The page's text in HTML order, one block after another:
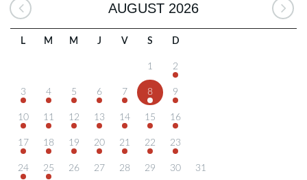
AUGUST 2026
L M M J V S D
1 2
3 4 5 6 7 8 9
10 11 12 13 14 15 16
17 18 19 20 21 22 23
24 25 26 27 28 29 30 31